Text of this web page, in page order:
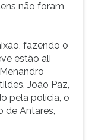
não foram
fazendo o
estão ali
João Paz,
pela polícia, o
de Antares,